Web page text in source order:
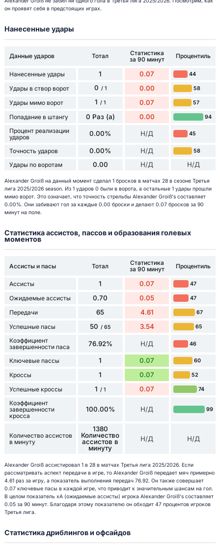
он проявят себя в предстоящих играх.
Нанесенные удары
Данные ударов Тотал
Статистика
за 90 минут
Процентиль
Нанесенные удары 1 0.07 44
Удары в створ ворот 0 / 1 0.00 58
Удары мимо ворот 1 / 1 0.07 57
Попадание в штангу 0 Раз (а) 0.00 94
Процент реализации
ударов
0.00% Н/Д 45
Точность ударов 0.00% Н/Д 58
Удары по воротам 0.00 Н/Д Н/Д
Alexander Groiß на данный момент сделал 1 бросков в матчах 28 в сезоне Третья
лига 2025/2026 season. Из 1 ударов 0 были в ворота, а остальные 1 удары прошли
мимо ворот. Это означает, что точность стрельбы Alexander Groiß's составляет
0.00%. Они забивают гол за каждые 0.00 броски и делают 0.07 бросков за 90
минут на поле.
Статистика ассистов, пассов и образования голевых
моментов
Ассисты и пасы Тотал
Статистика
за 90 минут
Процентиль
Ассисты 1 0.07 47
Ожидаемые ассисты 0.70 0.05 47
Передачи 65 4.61 67
Успешные пасы 50 / 65 3.54 65
Коэффициент
завершенности паса
76.92% Н/Д 46
Ключевые пассы 1 0.07 60
Кроссы 1 0.07 52
Успешные кроссы 1 / 1 0.07 74
Коэффициент
завершенности
кросса
100.00% Н/Д 99
Количество ассистов
в минуту
1380
Количество
ассистов в
минуту
Н/Д Н/Д
Alexander Groiß ассистировал 1 в 28 в матчах Третья лига 2025/2026. Если
рассматривать аспект передачи в игре, то Alexander Groiß передает мяч примерно
4.61 раз за игру, а показатель выполнения передач 76.92. Он также совершает
0.07 ключевые пасы в каждой игре, что приводит к значительным шансам на гол.
В целом показатель xA (ожидаемые ассисты) игрока Alexander Groiß's составляет
0.05 за 90 минут. Благодаря этому показателю он обходит 47 процентов игроков
Третья лига.
Статистика дриблингов и офсайдов